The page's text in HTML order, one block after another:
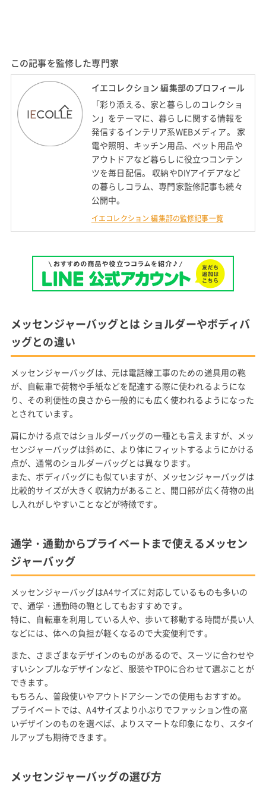
この記事を監修した専門家
イエコレクション 編集部のプロフィール
「彩り添える、家と暮らしのコレクショ
ン」をテーマに、暮らしに関する情報を
発信するインテリア系WEBメディア。 家
電や照明、キッチン用品、ペット用品や
アウトドアなど暮らしに役立つコンテン
ツを毎日配信。 収納やDIYアイデアなど
の暮らしコラム、専門家監修記事も続々
公開中。
イエコレクション 編集部の監修記事一覧
メッセンジャーバッグとは ショルダーやボディバ
ッグとの違い
メッセンジャーバッグは、元は電話線工事のための道具用の鞄
が、自転車で荷物や手紙などを配達する際に使われるようにな
り、その利便性の良さから一般的にも広く使われるようになった
とされています。
肩にかける点ではショルダーバッグの一種とも言えますが、メッ
センジャーバッグは斜めに、より体にフィットするようにかける
点が、通常のショルダーバッグとは異なります。
また、ボディバッグにも似ていますが、メッセンジャーバッグは
比較的サイズが大きく収納力があること、開口部が広く荷物の出
し入れがしやすいことなどが特徴です。
通学・通勤からプライベートまで使えるメッセン
ジャーバッグ
メッセンジャーバッグはA4サイズに対応しているものも多いの
で、通学・通勤時の鞄としてもおすすめです。
特に、自転車を利用している人や、歩いて移動する時間が長い人
などには、体への負担が軽くなるので大変便利です。
また、さまざまなデザインのものがあるので、スーツに合わせや
すいシンプルなデザインなど、服装やTPOに合わせて選ぶことが
できます。
もちろん、普段使いやアウトドアシーンでの使用もおすすめ。
プライベートでは、A4サイズより小ぶりでファッション性の高
いデザインのものを選べば、よりスマートな印象になり、スタイ
ルアップも期待できます。
メッセンジャーバッグの選び方